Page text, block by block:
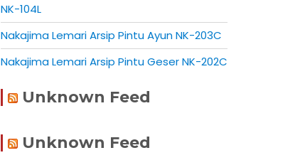
NK-104L
Nakajima Lemari Arsip Pintu Ayun NK-203C
Nakajima Lemari Arsip Pintu Geser NK-202C
Unknown Feed
Unknown Feed